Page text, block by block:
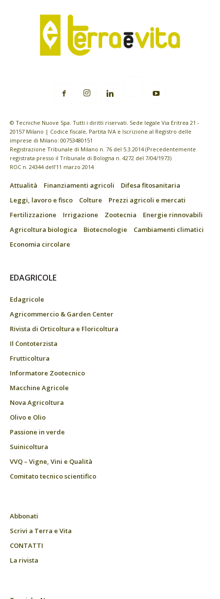
© Tecniche Nuove Spa. Tutti i diritti riservati. Sede legale Via Eritrea 21 -
20157 Milano | Codice fiscale, Partita IVA e Iscrizione al Registro delle
imprese di Milano: 00753480151
Registrazione Tribunale di Milano n. 76 del 5.3.2014 (Precedentemente
registrata presso il Tribunale di Bologna n. 4272 del 7/04/1973)
ROC n. 24344 dell’11 marzo 2014
Attualità Finanziamenti agricoli
Difesa fitosanitaria
Leggi, lavoro e fisco
Colture
Prezzi agricoli e mercati
Fertilizzazione
Irrigazione Zootecnia
Energie rinnovabili
Agricoltura biologica
Biotecnologie
Cambiamenti climatici
Economia circolare
EDAGRICOLE
Edagricole
Agricommercio & Garden Center
Rivista di Orticoltura e Floricoltura
Il Contoterzista
Frutticoltura
Informatore Zootecnico
Macchine Agricole
Nova Agricoltura
Olivo e Olio
Passione in verde
Suinicoltura
VVQ – Vigne, Vini e Qualità
Comitato tecnico scientifico
Abbonati
Scrivi a Terra e Vita
CONTATTI
La rivista